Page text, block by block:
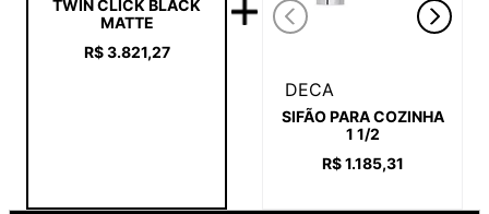
TWIN CLICK BLACK
MATTE
R$ 3.821,27
DECA
SIFÃO PARA COZINHA
1 1/2
R$ 1.185,31